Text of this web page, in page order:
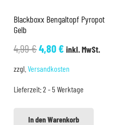
Blackboxx Bengaltopf Pyropot
Gelb
4,99€Ursprünglicher
4,99 €
4,80€Aktueller
4,80 €.
inkl. MwSt.
zzgl. Versandkosten
Lieferzeit:2 - 5 Werktage
In den Warenkorb